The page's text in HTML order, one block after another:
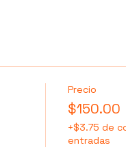
Precio
$150.00
+$3.75 de
entradas